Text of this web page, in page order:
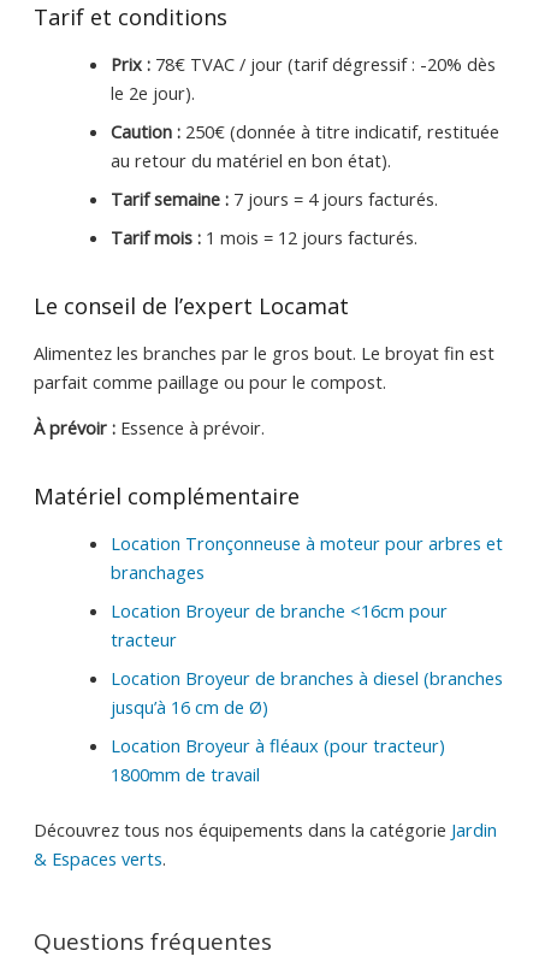
Tarif et conditions
Prix :78€ TVAC / jour (tarif dégressif : -20% dès
le 2e jour).
Caution :250€ (donnée à titre indicatif, restituée
au retour du matériel en bon état).
Tarif semaine :7 jours = 4 jours facturés.
Tarif mois :1 mois = 12 jours facturés.
Le conseil de l’expert Locamat
Alimentez les branches par le gros bout. Le broyat fin est
parfait comme paillage ou pour le compost.
À prévoir :Essence à prévoir.
Matériel complémentaire
Location Tronçonneuse à moteur pour arbres et
branchages
Location Broyeur de branche <16cm pour
tracteur
Location Broyeur de branches à diesel (branches
jusqu’à 16 cm de Ø)
Location Broyeur à fléaux (pour tracteur)
1800mm de travail
Découvrez tous nos équipements dans la catégorie Jardin
& Espaces verts.
Questions fréquentes